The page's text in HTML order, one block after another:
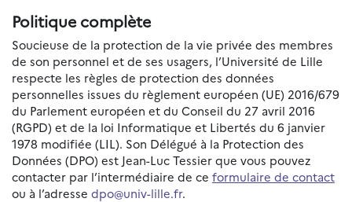
Politique complète
Soucieuse de la protection de la vie privée des membres
de son personnel et de ses usagers, l’Université de Lille
respecte les règles de protection des données
personnelles issues du règlement européen (UE) 2016/679
du Parlement européen et du Conseil du 27 avril 2016
(RGPD) et de la loi Informatique et Libertés du 6 janvier
1978 modifiée (LIL). Son Délégué à la Protection des
Données (DPO) est Jean-Luc Tessier que vous pouvez
contacter par l’intermédiaire de ce formulaire de contact
ou à l’adresse dpo@univ-lille.fr.